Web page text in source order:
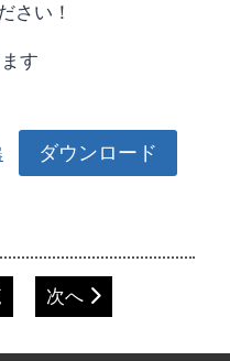
さい！
す
ダウンロード
次へ